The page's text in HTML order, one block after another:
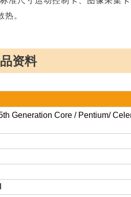
。
品资料
Generation Core / Pentium/